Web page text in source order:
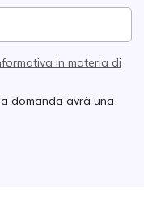
in materia di
domanda avrà una